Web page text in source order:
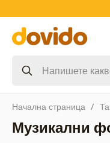
Начална страница
Музикални